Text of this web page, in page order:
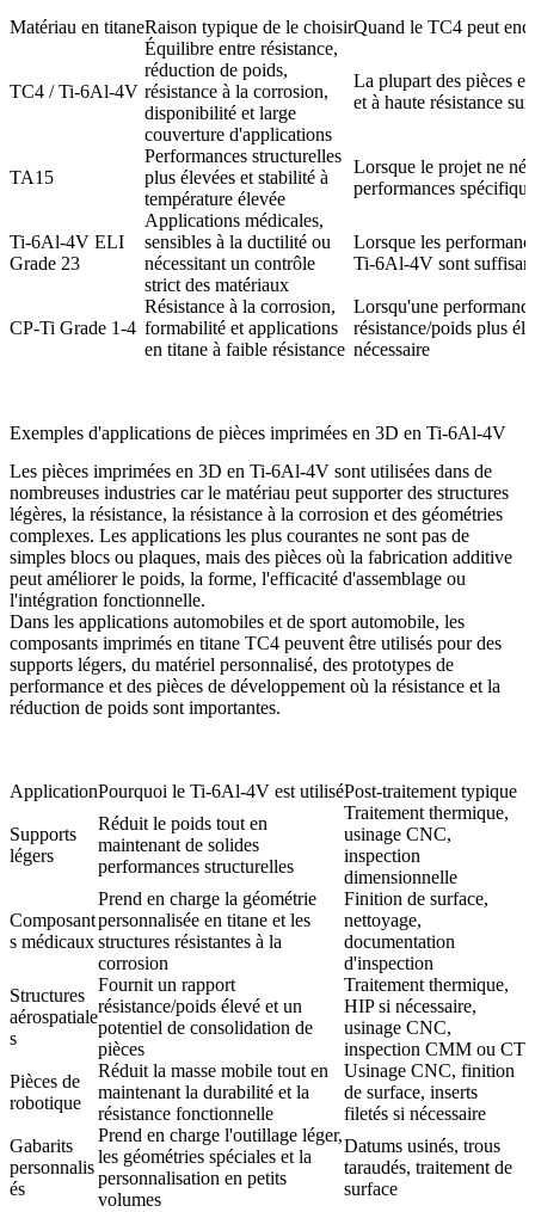
Matériau en titaneRaison typique de le choisirQuand le TC4 peut
TC4 / Ti-6Al-4V
Équilibre entre résistance,
réduction de poids,
résistance à la corrosion,
disponibilité et large
couverture d'applications
La plupart des pièces
et à haute résistance sur
TA15
Performances structurelles
plus élevées et stabilité à
température élevée
Lorsque le projet ne
performances
Ti-6Al-4V ELI
Grade 23
Applications médicales,
sensibles à la ductilité ou
nécessitant un contrôle
strict des matériaux
Lorsque les
Ti-6Al-4V sont
CP-Ti Grade 1-4
Résistance à la corrosion,
formabilité et applications
en titane à faible résistance
Lorsqu'une
résistance/poids plus
nécessaire
Exemples d'applications de pièces imprimées en 3D en Ti-6Al-4V
Les pièces imprimées en 3D en Ti-6Al-4V sont utilisées dans de
nombreuses industries car le matériau peut supporter des structures
légères, la résistance, la résistance à la corrosion et des géométries
complexes. Les applications les plus courantes ne sont pas de
simples blocs ou plaques, mais des pièces où la fabrication additive
peut améliorer le poids, la forme, l'efficacité d'assemblage ou
l'intégration fonctionnelle.
Dans les applications automobiles et de sport automobile, les
composants imprimés en titane TC4 peuvent être utilisés pour des
supports légers, du matériel personnalisé, des prototypes de
performance et des pièces de développement où la résistance et la
réduction de poids sont importantes.
ApplicationPourquoi le Ti-6Al-4V est utiliséPost-traitement typique
Supports
légers
Réduit le poids tout en
maintenant de solides
performances structurelles
Traitement thermique,
usinage CNC,
inspection
dimensionnelle
Composant
s médicaux
Prend en charge la géométrie
personnalisée en titane et les
structures résistantes à la
corrosion
Finition de surface,
nettoyage,
documentation
d'inspection
Structures
aérospatiale
s
Fournit un rapport
résistance/poids élevé et un
potentiel de consolidation de
pièces
Traitement thermique,
HIP si nécessaire,
usinage CNC,
inspection CMM ou CT
Pièces de
robotique
Réduit la masse mobile tout en
maintenant la durabilité et la
résistance fonctionnelle
Usinage CNC, finition
de surface, inserts
filetés si nécessaire
Gabarits
personnalis
és
Prend en charge l'outillage léger,
les géométries spéciales et la
personnalisation en petits
volumes
Datums usinés, trous
taraudés, traitement de
surface